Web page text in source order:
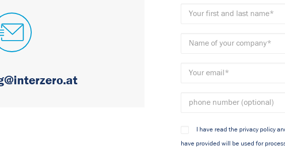
I have read the privacy policy
have provided will be used for